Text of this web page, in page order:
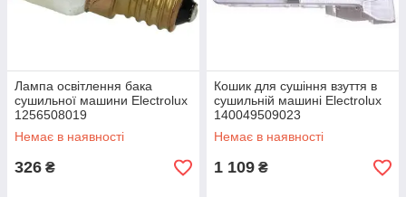
Лампа освітлення бака
сушильної машини Electrolux
1256508019
Немає в наявності
326 ₴
Кошик для сушіння взуття в
сушильній машині Electrolux
140049509023
Немає в наявності
1 109 ₴